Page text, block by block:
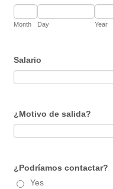
Month Day Year
Salario
¿Motivo de salida?
¿Podríamos contactar?
Yes